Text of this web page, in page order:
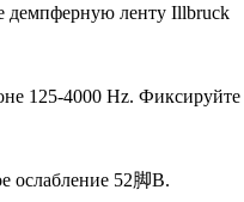
демпферную ленту Illbruck
125-4000 Hz. Фиксируйте
ослабление 52脚B.